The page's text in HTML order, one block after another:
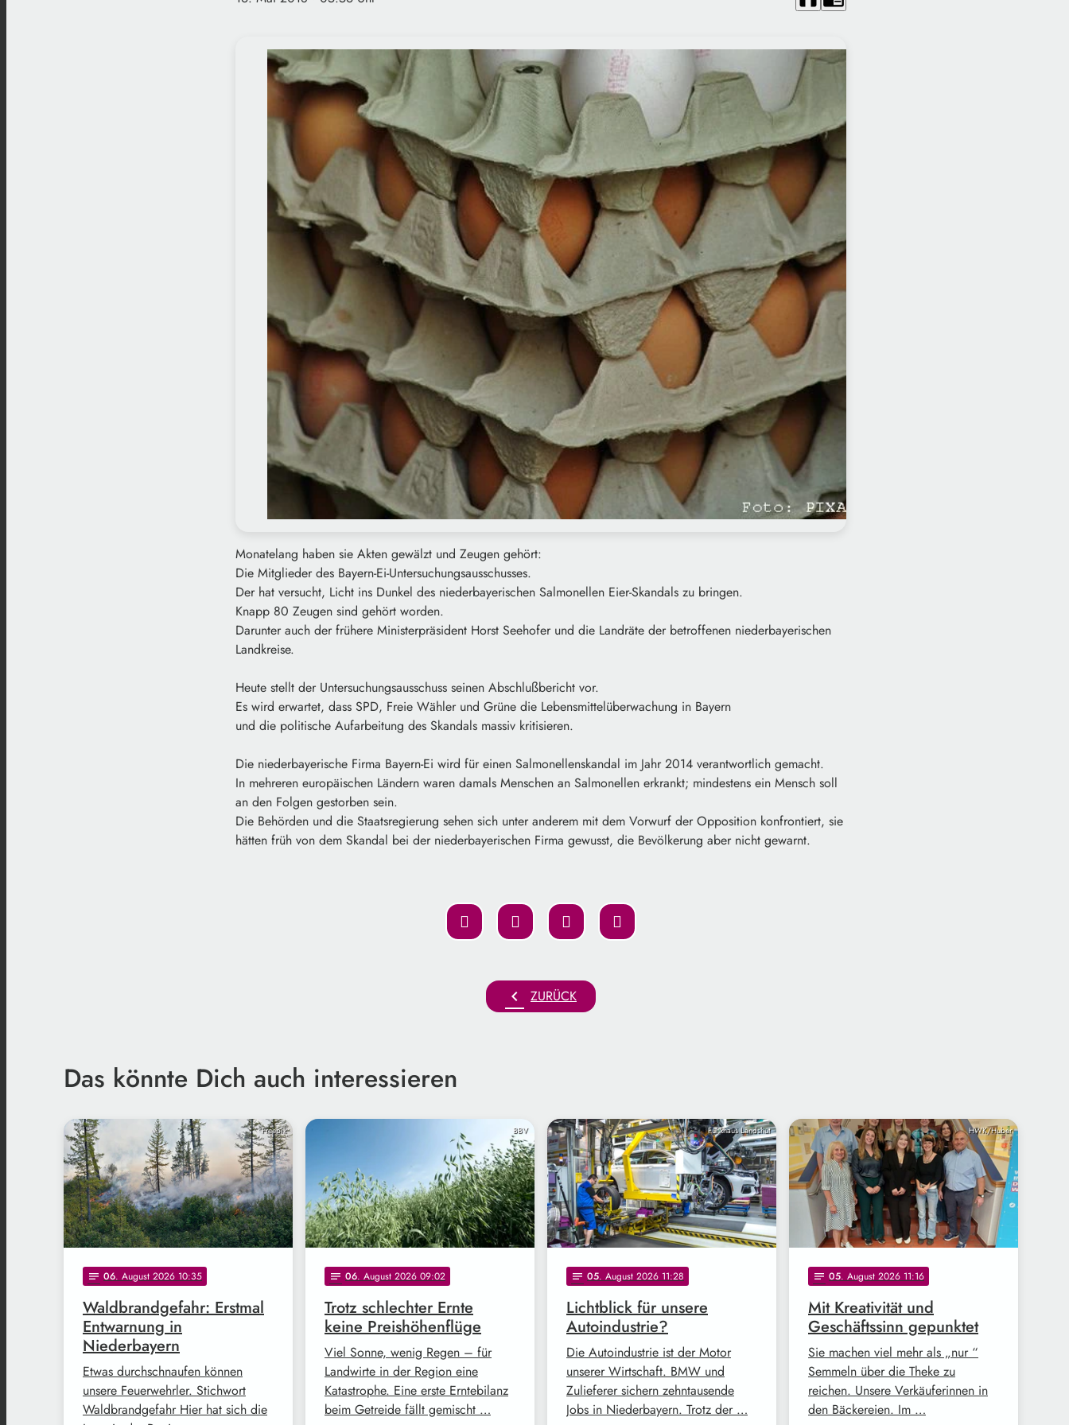
Monatelang haben sie Akten gewälzt und Zeugen gehört:
Die Mitglieder des Bayern-Ei-Untersuchungsausschusses.
Der hat versucht, Licht ins Dunkel des niederbayerischen Salmonellen Eier-Skandals zu bringen.
Knapp 80 Zeugen sind gehört worden.
Darunter auch der frühere Ministerpräsident Horst Seehofer und die Landräte der betroffenen niederbayerischen
Landkreise.
Heute stellt der Untersuchungsausschuss seinen Abschlußbericht vor.
Es wird erwartet, dass SPD, Freie Wähler und Grüne die Lebensmittelüberwachung in Bayern
und die politische Aufarbeitung des Skandals massiv kritisieren.
Die niederbayerische Firma Bayern-Ei wird für einen Salmonellenskandal im Jahr 2014 verantwortlich gemacht.
In mehreren europäischen Ländern waren damals Menschen an Salmonellen erkrankt; mindestens ein Mensch soll
an den Folgen gestorben sein.
Die Behörden und die Staatsregierung sehen sich unter anderem mit dem Vorwurf der Opposition konfrontiert, sie
hätten früh von dem Skandal bei der niederbayerischen Firma gewusst, die Bevölkerung aber nicht gewarnt.
chevron_left ZURÜCK
Das könnte Dich auch interessieren
Freepik
notes 06. August 2026 10:35
Waldbrandgefahr: Erstmal
Entwarnung in
Niederbayern
Etwas durchschnaufen können
unsere Feuerwehrler. Stichwort
Waldbrandgefahr Hier hat sich die
BBV
notes 06. August 2026 09:02
Trotz schlechter Ernte
keine Preishöhenflüge
Viel Sonne, wenig Regen – für
Landwirte in der Region eine
Katastrophe. Eine erste Erntebilanz
beim Getreide fällt gemischt …
Funkhaus Landshut
notes 05. August 2026 11:28
Lichtblick für unsere
Autoindustrie?
Die Autoindustrie ist der Motor
unserer Wirtschaft. BMW und
Zulieferer sichern zehntausende
Jobs in Niederbayern. Trotz der …
HWK/Huber
notes 05. August 2026 11:16
Mit Kreativität und
Geschäftssinn gepunktet
Sie machen viel mehr als „nur “
Semmeln über die Theke zu
reichen. Unsere Verkäuferinnen in
den Bäckereien. Im …